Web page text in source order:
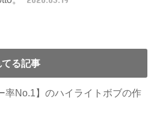
る記事
率No.1】のハイライトボブの作